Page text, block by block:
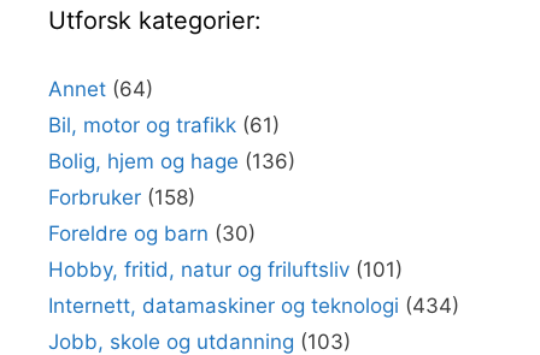
Utforsk kategorier:
Annet (64)
Bil, motor og trafikk (61)
Bolig, hjem og hage (136)
Forbruker (158)
Foreldre og barn (30)
Hobby, fritid, natur og friluftsliv (101)
Internett, datamaskiner og teknologi (434)
Jobb, skole og utdanning (103)